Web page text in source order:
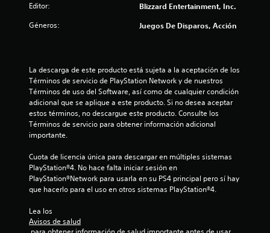
e
Editor: Blizzard Entertainment, Inc.
Géneros: Juegos De Disparos, Acción
La descarga de este producto está sujeta a la aceptación de los
Términos de servicio de PlayStation Network y de nuestros
Términos de uso del Software, así como de cualquier condición
adicional que se aplique a este producto. Si no desea aceptar
estos términos, no descargue este producto. Consulte los
Términos de servicio para obtener información adicional
importante.
Cuota de licencia única para descargar en múltiples sistemas
PlayStation®4. No hace falta iniciar sesión en
PlayStation®Network para usarla en su PS4 principal pero sí hay
que hacerlo para el uso en otros sistemas PlayStation®4.
Lea los
Avisos de salud